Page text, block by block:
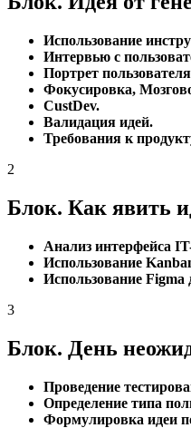
Использование
Интервью с
Портрет
Фокусировка,
CustDev.
Валидация идей.
Требования к
2
Блок. Как явить
Анализ интерфейса
Использование
Использование Figma
3
Блок. День
Проведение
Определение типа
Формулировка идеи